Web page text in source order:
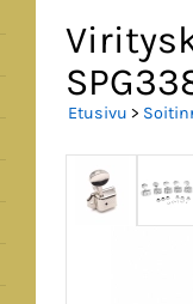
Etusivu >